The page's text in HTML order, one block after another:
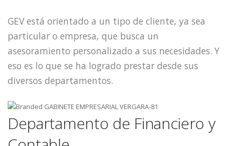
GEV está orientado a un tipo de cliente, ya sea
particular o empresa, que busca un
asesoramiento personalizado a sus necesidades. Y
eso es lo que se ha logrado prestar desde sus
diversos departamentos.
Departamento de Financiero y